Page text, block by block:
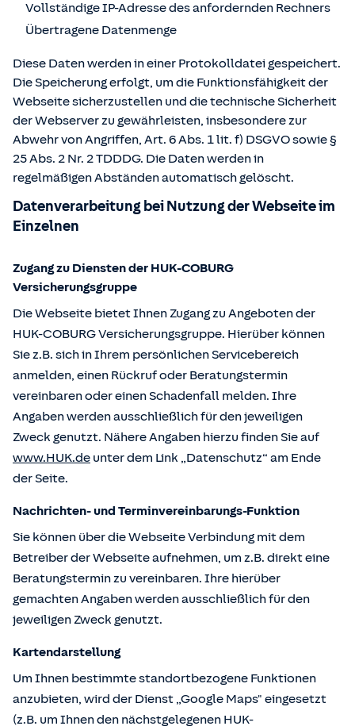
Vollständige IP-Adresse des anfordernden Rechners
Übertragene Datenmenge
Diese Daten werden in einer Protokolldatei gespeichert.
Die Speicherung erfolgt, um die Funktionsfähigkeit der
Webseite sicherzustellen und die technische Sicherheit
der Webserver zu gewährleisten, insbesondere zur
Abwehr von Angriffen, Art. 6 Abs. 1 lit. f) DSGVO sowie §
25 Abs. 2 Nr. 2 TDDDG. Die Daten werden in
regelmäßigen Abständen automatisch gelöscht.
Datenverarbeitung bei Nutzung der Webseite im
Einzelnen
Zugang zu Diensten der HUK-COBURG
Versicherungsgruppe
Die Webseite bietet Ihnen Zugang zu Angeboten der
HUK-COBURG Versicherungsgruppe. Hierüber können
Sie z.B. sich in Ihrem persönlichen Servicebereich
anmelden, einen Rückruf oder Beratungstermin
vereinbaren oder einen Schadenfall melden. Ihre
Angaben werden ausschließlich für den jeweiligen
Zweck genutzt. Nähere Angaben hierzu finden Sie auf
www.HUK.de unter dem Link „Datenschutz“ am Ende
der Seite.
Nachrichten- und Terminvereinbarungs-Funktion
Sie können über die Webseite Verbindung mit dem
Betreiber der Webseite aufnehmen, um z.B. direkt eine
Beratungstermin zu vereinbaren. Ihre hierüber
gemachten Angaben werden ausschließlich für den
jeweiligen Zweck genutzt.
Kartendarstellung
Um Ihnen bestimmte standortbezogene Funktionen
anzubieten, wird der Dienst „Google Maps" eingesetzt
(z.B. um Ihnen den nächstgelegenen HUK-